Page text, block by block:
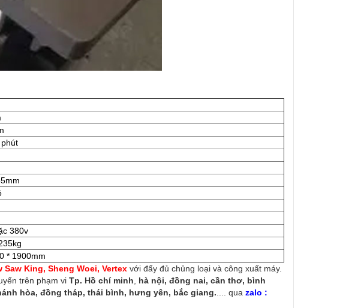
380v
* 1900mm
Saw King, Sheng Woei, Vertex với đẩy đủ chủng loại và công xuất máy.
trên phạm vi Tp. Hồ chí minh
hà nội, đồng nai, cần thơ, bình
hòa, đồng tháp, thái bình, hưng yên, bắc giang. .... qua zalo :